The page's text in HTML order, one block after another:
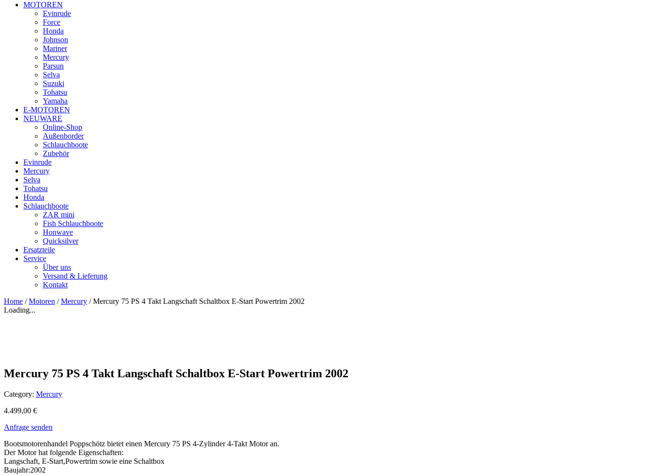
MOTOREN
Evinrude
Force
Honda
Johnson
Mariner
Mercury
Parsun
Selva
Suzuki
Tohatsu
Yamaha
E-MOTOREN
NEUWARE
Online-Shop
Außenborder
Schlauchboote
Zubehör
Evinrude
Mercury
Selva
Tohatsu
Honda
Schlauchboote
ZAR mini
Fish Schlauchboote
Honwave
Quicksilver
Ersatzteile
Service
Über uns
Versand & Lieferung
Kontakt
Home /Motoren /Mercury / Mercury 75 PS 4 Takt Langschaft Schaltbox E-Start Powertrim 2002
Loading...
Mercury 75 PS 4 Takt Langschaft Schaltbox E-Start Powertrim 2002
Category: Mercury
4.499,00 €
Anfrage senden
Bootsmotorenhandel Poppschötz bietet einen Mercury 75 PS 4-Zylinder 4-Takt Motor an.
Der Motor hat folgende Eigenschaften:
Langschaft, E-Start,Powertrim sowie eine Schaltbox
Baujahr:2002